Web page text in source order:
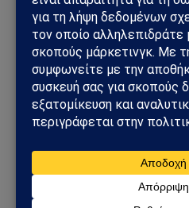
ΚΌΣΜΟΣ
Συναγερμός στην Ιταλία
Έμπολα: Ασθενής σε
στο Κονγκό
01/06/2026